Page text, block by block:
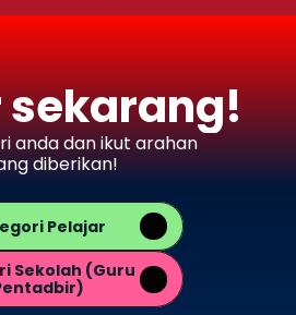
sekarang!
anda dan ikut arahan
diberikan!
Pelajar
Sekolah (Guru